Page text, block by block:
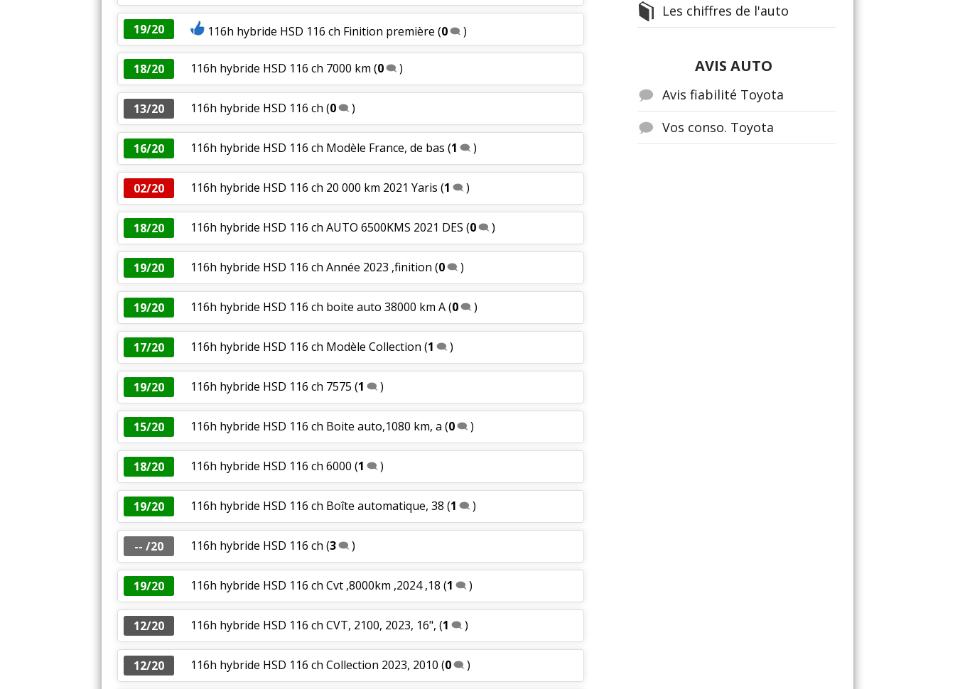
19/20 116h hybride HSD 116 ch Finition première (0 )
18/20 116h hybride HSD 116 ch 7000 km (0 )
13/20 116h hybride HSD 116 ch (0 )
16/20 116h hybride HSD 116 ch Modèle France, de bas (1 )
02/20 116h hybride HSD 116 ch 20 000 km 2021 Yaris (1 )
18/20 116h hybride HSD 116 ch AUTO 6500KMS 2021 DES (0 )
19/20 116h hybride HSD 116 ch Année 2023 ,finition (0 )
19/20 116h hybride HSD 116 ch boite auto 38000 km A(0 )
17/20 116h hybride HSD 116 ch Modèle Collection (1 )
19/20 116h hybride HSD 116 ch 7575 (1 )
15/20 116h hybride HSD 116 ch Boite auto,1080 km, a (0 )
18/20 116h hybride HSD 116 ch 6000 (1 )
19/20 116h hybride HSD 116 ch Boîte automatique, 38 (1 )
-- /20 116h hybride HSD 116 ch (3 )
19/20 116h hybride HSD 116 ch Cvt ,8000km ,2024 ,18 (1 )
12/20 116h hybride HSD 116 ch CVT, 2100, 2023, 16", (1 )
12/20 116h hybride HSD 116 ch Collection 2023, 2010 (0 )
Les chiffres de l'auto
AVIS AUTO
Avis fiabilité Toyota
Vos conso. Toyota